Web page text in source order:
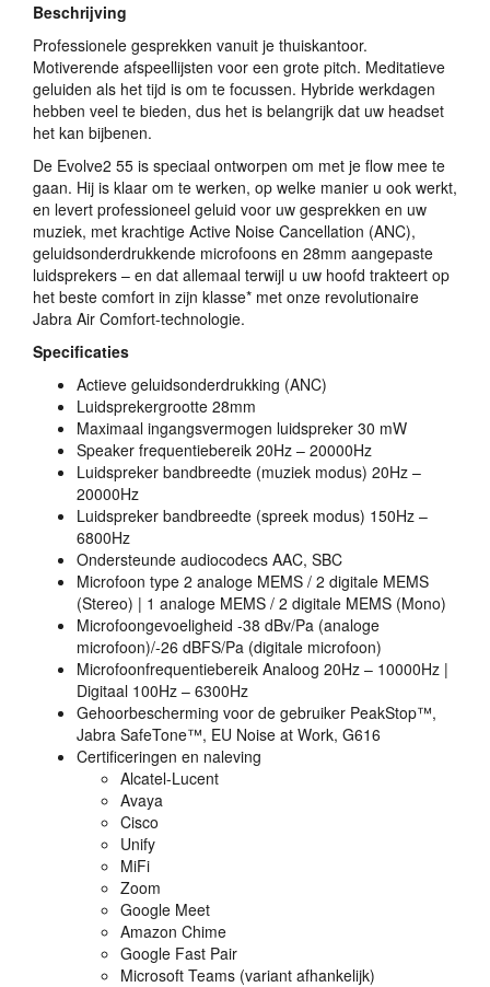
Beschrijving
Professionele gesprekken vanuit je thuiskantoor.
Motiverende afspeellijsten voor een grote pitch. Meditatieve
geluiden als het tijd is om te focussen. Hybride werkdagen
hebben veel te bieden, dus het is belangrijk dat uw headset
het kan bijbenen.
De Evolve2 55 is speciaal ontworpen om met je flow mee te
gaan. Hij is klaar om te werken, op welke manier u ook werkt,
en levert professioneel geluid voor uw gesprekken en uw
muziek, met krachtige Active Noise Cancellation (ANC),
geluidsonderdrukkende microfoons en 28mm aangepaste
luidsprekers – en dat allemaal terwijl u uw hoofd trakteert op
het beste comfort in zijn klasse* met onze revolutionaire
Jabra Air Comfort-technologie.
Specificaties
Actieve geluidsonderdrukking (ANC)
Luidsprekergrootte 28mm
Maximaal ingangsvermogen luidspreker 30 mW
Speaker frequentiebereik 20Hz – 20000Hz
Luidspreker bandbreedte (muziek modus) 20Hz –
20000Hz
Luidspreker bandbreedte (spreek modus) 150Hz –
6800Hz
Ondersteunde audiocodecs AAC, SBC
Microfoon type 2 analoge MEMS / 2 digitale MEMS
(Stereo) | 1 analoge MEMS / 2 digitale MEMS (Mono)
Microfoongevoeligheid -38 dBv/Pa (analoge
microfoon)/-26 dBFS/Pa (digitale microfoon)
Microfoonfrequentiebereik Analoog 20Hz – 10000Hz |
Digitaal 100Hz – 6300Hz
Gehoorbescherming voor de gebruiker PeakStop™,
Jabra SafeTone™, EU Noise at Work, G616
Certificeringen en naleving
Alcatel-Lucent
Avaya
Cisco
Unify
MiFi
Zoom
Google Meet
Amazon Chime
Google Fast Pair
Microsoft Teams (variant afhankelijk)